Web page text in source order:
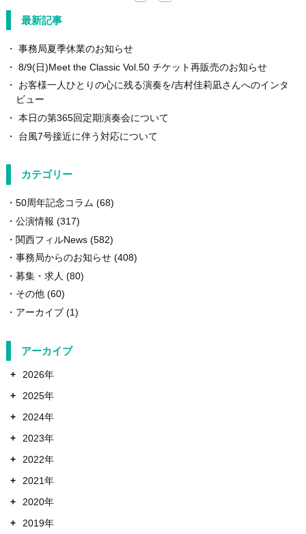
最新記事
事務局夏季休業のお知らせ
8/9(日)Meet the Classic Vol.50 チケット再販売のお知らせ
お客様一人ひとりの心に残る演奏を/吉村佳莉凪さんへのインタ
ビュー
本日の第365回定期演奏会について
台風7号接近に伴う対応について
カテゴリー
50周年記念コラム (68)
公演情報 (317)
関西フィルNews(582)
事務局からのお知らせ(408)
募集・求人 (80)
その他(60)
アーカイブ(1)
アーカイブ
+
2026年
+
2025年
+
2024年
+
2023年
+
2022年
+
2021年
+
2020年
+
2019年